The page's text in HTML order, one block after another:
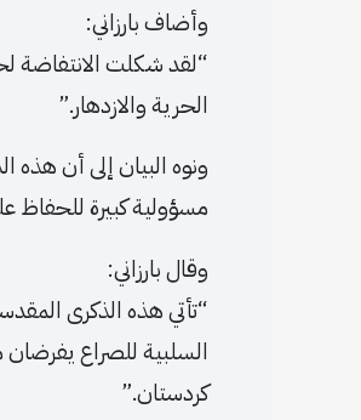
وأضاف بارزاني:
“لقد شكلت الانتفاضة
الحرية والازدهار.”
ونوه البيان إلى أن
مسؤولية كبيرة للحفاظ
وقال بارزاني:
“تأتي هذه الذكرى
السلبية للصراع يفرضان
كردستان.”